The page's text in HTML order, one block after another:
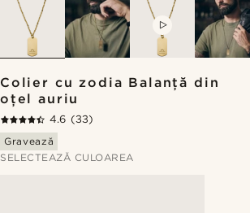
Colier cu zodia Balanță din
oțel auriu
4.6 (33)
Gravează
SELECTEAZĂ CULOAREA